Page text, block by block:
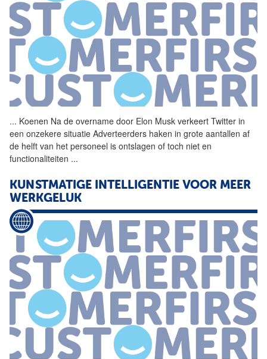
... Koenen Na de overname door Elon Musk verkeert Twitter in
een onzekere situatie Adverteerders haken in grote aantallen af
de helft van het personeel is ontslagen of toch niet en
functionaliteiten ...
KUNSTMATIGE INTELLIGENTIE VOOR MEER
WERKGELUK